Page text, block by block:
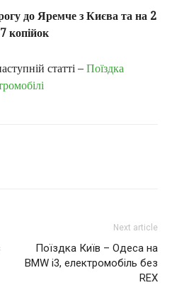
до Яремче з Києва та на 2
копійок
статті – Поїздка
Next article
Поїздка Київ – Одеса на
BMW i3, електромобіль без
REX